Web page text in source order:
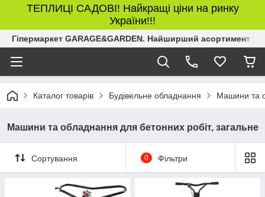
ТЕПЛИЦІ САДОВІ! Найкращі ціни на ринку
України!!!
Гіпермаркет GARAGE&GARDEN. Найширший асортимент
Каталог товарів Будівельне обладнання Машини та
Машини та обладнання для бетонних робіт, загальне
Сортування 0 Фільтри